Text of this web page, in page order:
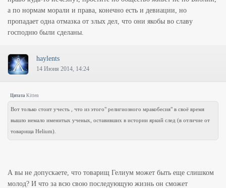
а по нормам морали и права, конечно есть и девиации, но
пропадает одна отмазка от злых дел, что они якобы во славу
господню были сделаны.
haylents
14 Июня 2014, 14:24
Цитата Kitten
Вот только стоит учесть , что из этого" религиозного мракобесия" в своё время
вышло немало именитых ученых, оставивших в истории яркий след (в отличие от
товарища Helium).
А вы не допускаете, что товарищ Гелиум может быть еще слишком
молод? И что за всю свою последующую жизнь он сможет